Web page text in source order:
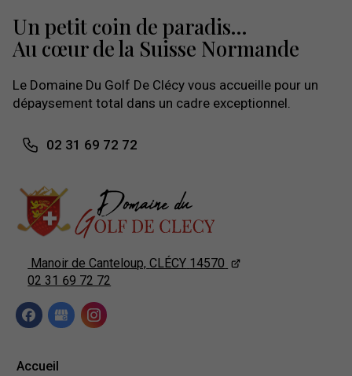
Manoir de Canteloup, CLÉCY 14570
02 31 69 72 72
Accueil
Un petit coin de paradis...
Au cœur de la Suisse Normande
Le Domaine Du Golf De Clécy vous accueille pour un
dépaysement total dans un cadre exceptionnel.
02 31 69 72 72